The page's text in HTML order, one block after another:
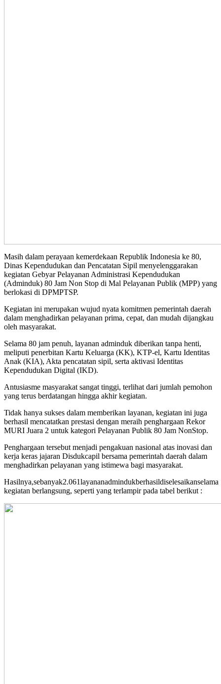
Masih dalam perayaan kemerdekaan Republik Indonesia ke 80,
Dinas Kependudukan dan Pencatatan Sipil menyelenggarakan
kegiatan Gebyar Pelayanan Administrasi Kependudukan
(Adminduk) 80 Jam Non Stop di Mal Pelayanan Publik (MPP) yang
berlokasi di DPMPTSP.
Kegiatan ini merupakan wujud nyata komitmen pemerintah daerah
dalam menghadirkan pelayanan prima, cepat, dan mudah dijangkau
oleh masyarakat.
Selama 80 jam penuh, layanan adminduk diberikan tanpa henti,
meliputi penerbitan Kartu Keluarga (KK), KTP-el, Kartu Identitas
Anak (KIA), Akta pencatatan sipil, serta aktivasi Identitas
Kependudukan Digital (IKD).
Antusiasme masyarakat sangat tinggi, terlihat dari jumlah pemohon
yang terus berdatangan hingga akhir kegiatan.
Tidak hanya sukses dalam memberikan layanan, kegiatan ini juga
berhasil mencatatkan prestasi dengan meraih penghargaan Rekor
MURI Juara 2 untuk kategori Pelayanan Publik 80 Jam NonStop.
Penghargaan tersebut menjadi pengakuan nasional atas inovasi dan
kerja keras jajaran Disdukcapil bersama pemerintah daerah dalam
menghadirkan pelayanan yang istimewa bagi masyarakat.
Hasilnya,sebanyak2.061layananadmindukberhasildiselesaikanselama
kegiatan berlangsung, seperti yang terlampir pada tabel berikut :